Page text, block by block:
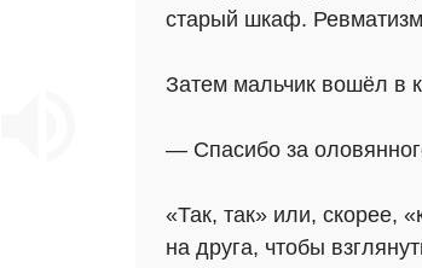
старый шкаф.
Затем мальчик вошёл в
— Спасибо за
«Так, так» или, скорее,
на друга, чтобы